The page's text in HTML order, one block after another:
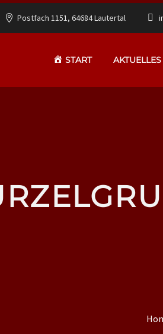
Postfach 1151, 64684 Lautertal
START AKTUELLES